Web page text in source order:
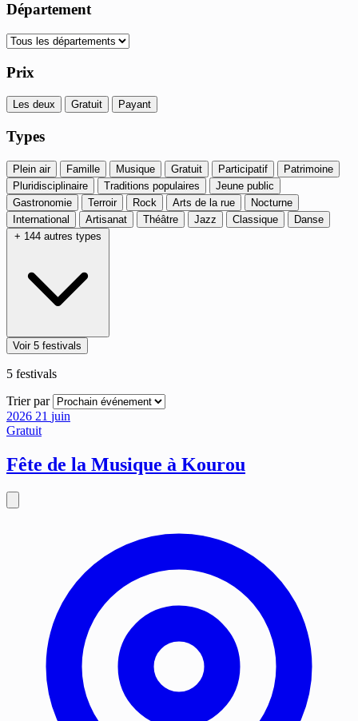
Département
Prix
Les deux Gratuit Payant
Types
Plein air Famille Musique Gratuit Participatif
Patrimoine
Pluridisciplinaire
Traditions populaires
Jeune public
Gastronomie
Terroir Rock Arts de la rue
Nocturne
International
Artisanat Théâtre Jazz Classique
Danse
+ 144 autres types
Voir 5 festivals
5 festivals
Trier par
2026 21 juin
Gratuit
Fête de la Musique à Kourou